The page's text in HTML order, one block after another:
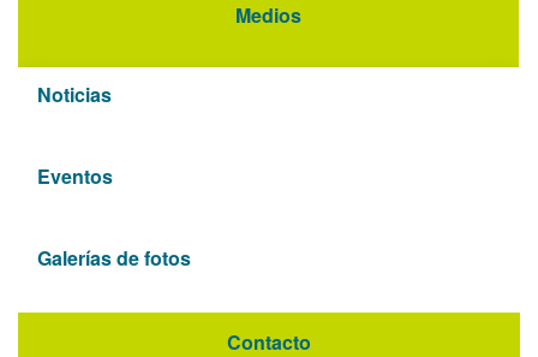
Medios
Noticias
Eventos
Galerías de fotos
Contacto